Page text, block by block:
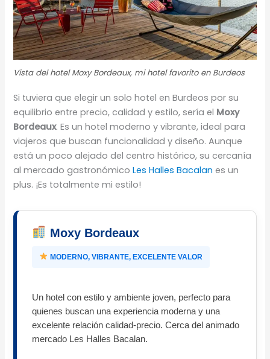
Vista del hotel Moxy Bordeaux, mi hotel favorito en Burdeos
Si tuviera que elegir un solo hotel en Burdeos por su
equilibrio entre precio, calidad y estilo, sería el Moxy
Bordeaux. Es un hotel moderno y vibrante, ideal para
viajeros que buscan funcionalidad y diseño. Aunque
está un poco alejado del centro histórico, su cercanía
al mercado gastronómicoLes Halles Bacalan es un
plus. ¡Es totalmente mi estilo!
Moxy Bordeaux
MODERNO, VIBRANTE, EXCELENTE VALOR
Un hotel con estilo y ambiente joven, perfecto para
quienes buscan una experiencia moderna y una
excelente relación calidad-precio. Cerca del animado
mercado Les Halles Bacalan.